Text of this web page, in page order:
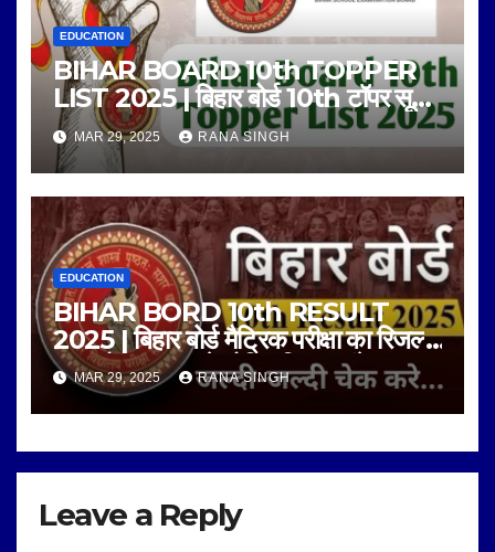
EDUCATION
BIHAR BOARD 10th TOPPER
LIST 2025 | बिहार बोर्ड 10th टॉपर सूची
2025 |
MAR 29, 2025 RANA SINGH
EDUCATION
BIHAR BORD 10th RESULT
2025 | बिहार बोर्ड मैट्रिक परीक्षा का रिजल्ट
आज दोपहर 12 बजे घोषित किए जाएंगे |
MAR 29, 2025 RANA SINGH
Leave a Reply